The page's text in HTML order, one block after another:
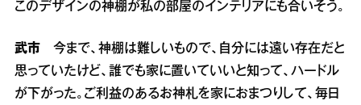
このデザインの神棚が私の部屋のインテリアにも合いそう。
武市 今まで、神棚は難しいもので、自分には遠い存在だと
思っていたけど、誰でも家に置いていいと知って、ハードル
が下がった。ご利益のあるお神札を家におまつりして、毎日